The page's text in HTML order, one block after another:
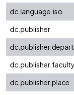
dc.language.iso
dc.publisher
dc.publisher.faculty
dc.publisher.place